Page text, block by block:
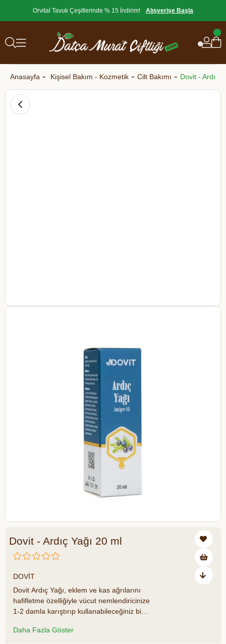
Orvital Tavuk Çeşitlerinde % 15 İndirim! Alışverişe Başla
Anasayfa Kişisel Bakım - Kozmetik Cilt Bakımı Dovit - Ardıç
Dovit - Ardıç Yağı 20 ml
DOVİT
Dovit Ardıç Yağı, eklem ve kas ağrılarını
hafifletme özelliğiyle vücut nemlendiricinize
1-2 damla karıştırıp kullanabileceğiniz bir
iyi gelmesi için ılık suya 1-2 damla
Daha Fazla Göster